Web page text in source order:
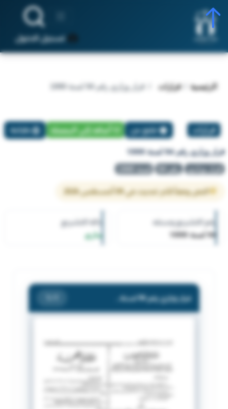
تسجيل الدخول
الرئيسية قرارات قرار وزاري رقم 94 لسنة 1999
قرارات تبليغ عن أضافة إلي المفضلة طباعة
قرار وزاري رقم 94 لسنة 1999
قرار وزاري رقم 94 لسنة 1999
النص وفقاً لآخر تحديث في 09 أغسطس 2026
رقم التشريع وسنته
94 لسنة 1999
حالة التشريع
ساري